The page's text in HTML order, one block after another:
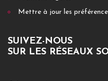
Mettre à jour les
SUIVEZ-NOUS
SUR LES RÉSEAUX